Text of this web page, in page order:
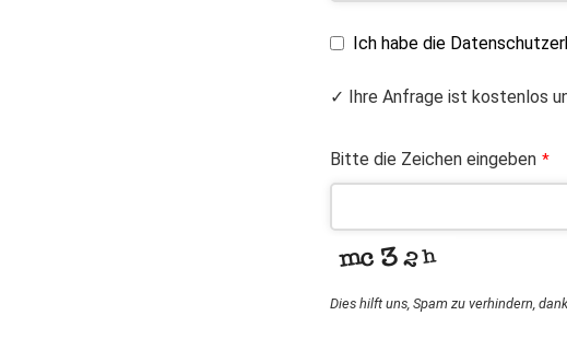
Ich habe die
✓ Ihre Anfrage ist kostenlos
Bitte die Zeichen eingeben *
Dies hilft uns, Spam zu verhindern,